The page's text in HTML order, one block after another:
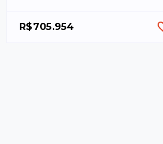
R$705.954